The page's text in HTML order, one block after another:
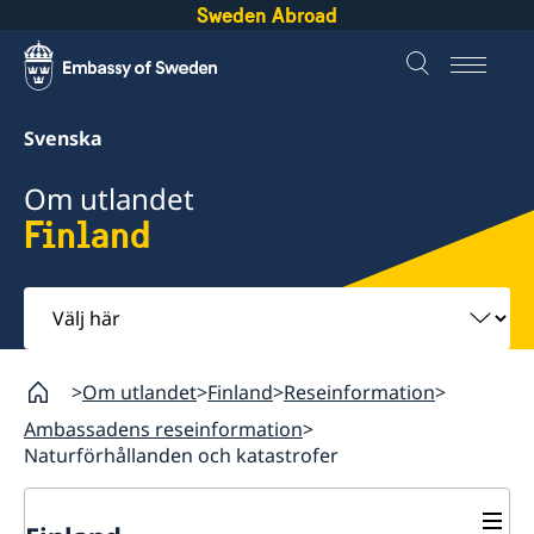
Sweden Abroad
Svenska
Om utlandet
Finland
Välj
här
Om utlandet Finland Reseinformation
Ambassadens reseinformation
Naturförhållanden och katastrofer